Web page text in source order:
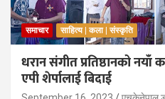
समाचार साहित्य | कला | संस्कृति
धरान संगीत प्रतिष्ठानको
एपी शेर्पालाई बिदाई